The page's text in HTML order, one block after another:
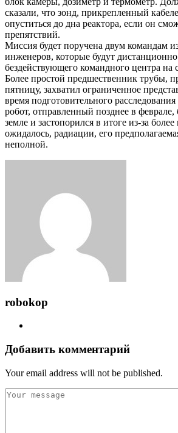
сказали, что зонд, прикрепленный
опуститься до дна реактора, если он
препятствий.
Миссия будет поручена двум командам
инженеров, которые будут дистанционно
бездействующего командного центра на
Более простой предшественник трубы,
пятницу, захватил ограниченное
время подготовительного
робот, отправленный позднее в феврале,
земле и застопорился в итоге из-за
ожидалось, радиации, его
неполной.
robokop
Добавить комментарий
Your email address will not be published.